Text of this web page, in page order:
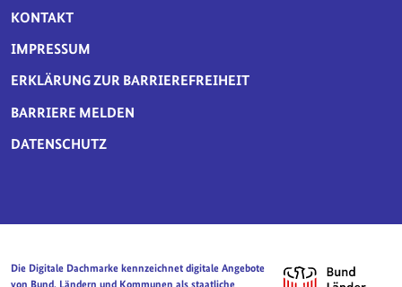
KONTAKT
IMPRESSUM
ERKLÄRUNG ZUR BARRIEREFREIHEIT
BARRIERE MELDEN
DATENSCHUTZ
Die Digitale Dachmarke kennzeichnet digitale Angebote